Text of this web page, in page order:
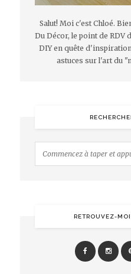
Salut! Moi c'est Chloé.
Du Décor, le point de RDV
DIY en quête
astuces sur l'art du
RETROUVEZ-